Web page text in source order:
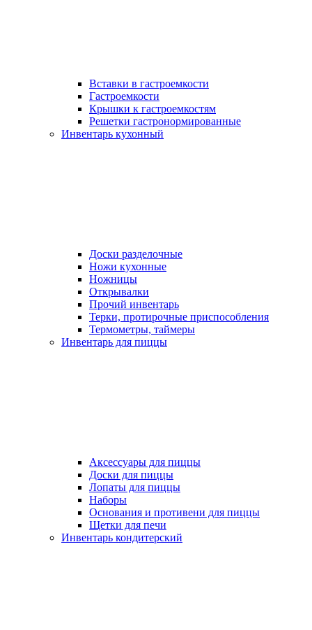
Вставки в гастроемкости
Гастроемкости
Крышки к гастроемкостям
Решетки гастронормированные
Инвентарь кухонный
Доски разделочные
Ножи кухонные
Ножницы
Открывалки
Прочий инвентарь
Терки, протирочные приспособления
Термометры, таймеры
Инвентарь для пиццы
Аксессуары для пиццы
Доски для пиццы
Лопаты для пиццы
Наборы
Основания и противени для пиццы
Щетки для печи
Инвентарь кондитерский